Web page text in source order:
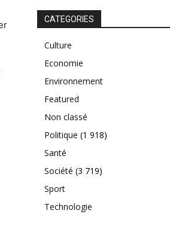
CATEGORIES
Culture
Economie
Environnement
Featured
Non classé
Politique (1 918)
Santé
Société (3 719)
Sport
Technologie